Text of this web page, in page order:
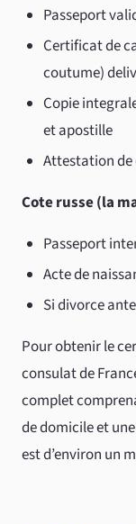
Passeport
Certificat de
coutume)
Copie
et apostille
Attestation
Cote russe (la
Passeport
Acte de
Si divorce
Pour obtenir le
consulat de
complet
de domicile et
est d’environ un